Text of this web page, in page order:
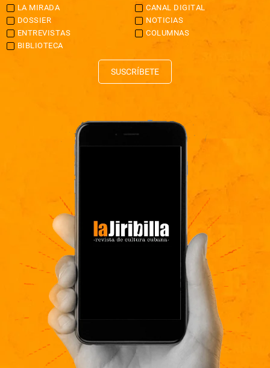
LA MIRADA
CANAL DIGITAL
DOSSIER
NOTICIAS
ENTREVISTAS
COLUMNAS
BIBLIOTECA
SUSCRÍBETE